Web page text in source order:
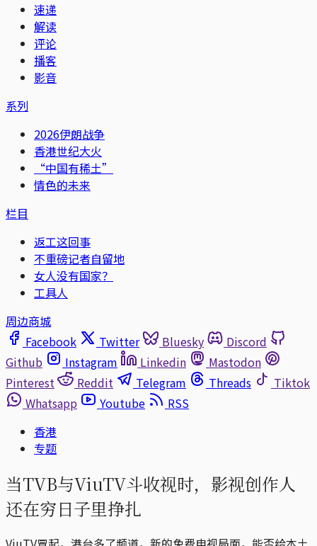
速递
解读
评论
播客
影音
系列
2026伊朗战争
香港世纪大火
“中国有稀土”
情色的未来
栏目
返工这回事
不重磅记者自留地
女人没有国家？
工具人
周边商城
Facebook
Twitter Bluesky
Discord
Github
Instagram Linkedin
Mastodon
Pinterest
Reddit Telegram Threads
Tiktok
Whatsapp
Youtube
RSS
香港
专题
当TVB与ViuTV斗收视时，影视创作人
还在穷日子里挣扎